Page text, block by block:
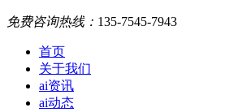
免费咨询热线： 135-7545-7943
首页
关于我们
ai资讯
ai动态